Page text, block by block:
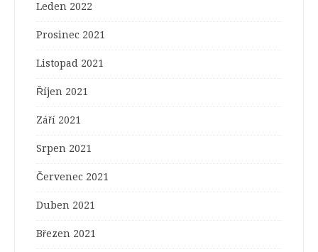
Leden 2022
Prosinec 2021
Listopad 2021
Říjen 2021
Září 2021
Srpen 2021
Červenec 2021
Duben 2021
Březen 2021